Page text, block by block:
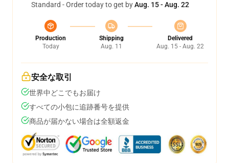
Standard - Order today to get byAug. 15 - Aug. 22
Production
Today
Shipping
Aug. 11
Delivered
Aug. 15 - Aug. 22
安全な取引
世界中どこでもお届け
すべての小包に追跡番号を提供
商品が届かない場合は全額返金